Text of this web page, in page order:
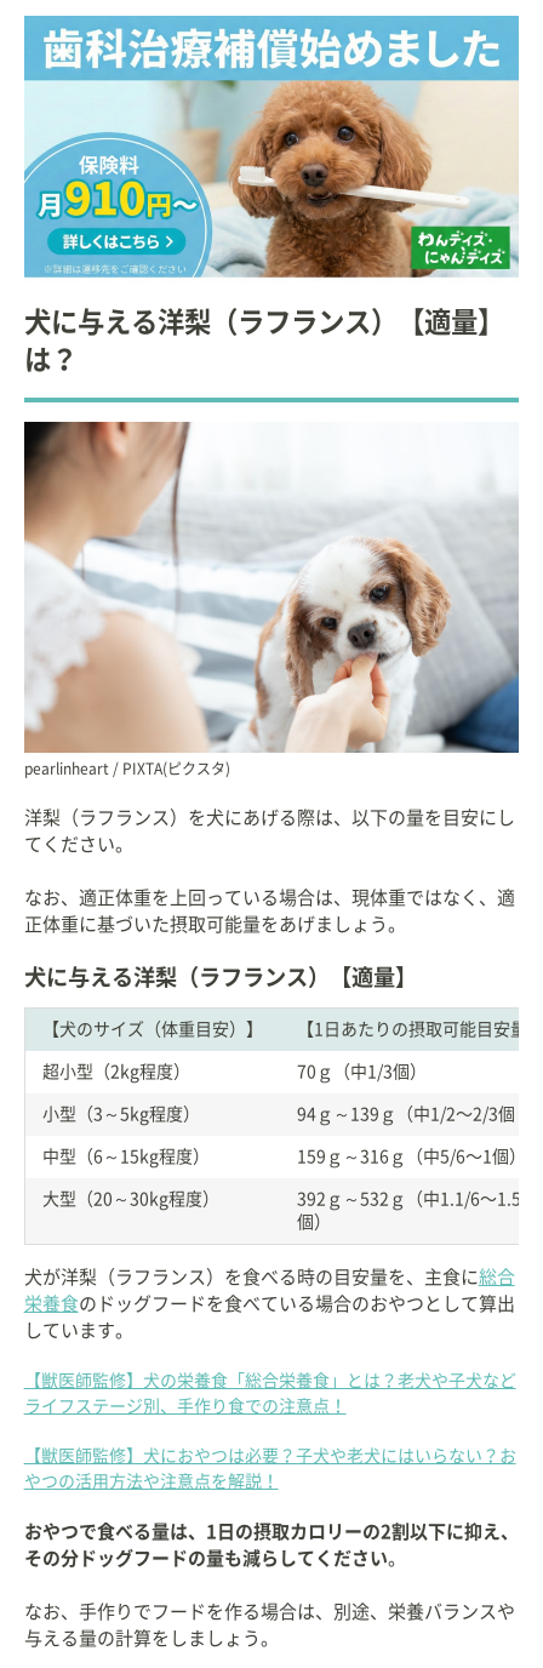
犬に与える洋梨（ラフランス）【適量】
は？
pearlinheart / PIXTA(ピクスタ)
洋梨（ラフランス）を犬にあげる際は、以下の量を目安にし
てください。
なお、適正体重を上回っている場合は、現体重ではなく、適
正体重に基づいた摂取可能量をあげましょう。
犬に与える洋梨（ラフランス）【適量】
【犬のサイズ（体重目安）】 【1日あたりの摂取可能目安量】
超小型（2kg程度） 70ｇ（中1/3個）
小型（3～5kg程度） 94ｇ～139ｇ（中1/2〜2/3個 ）
中型（6～15kg程度） 159ｇ～316ｇ（中5/6〜1個）
大型（20～30kg程度）
392ｇ～532ｇ（中1.1/6〜1.5/6
個）
犬が洋梨（ラフランス）を食べる時の目安量を、主食に総合
栄養食のドッグフードを食べている場合のおやつとして算出
しています。
【獣医師監修】犬の栄養食「総合栄養食」とは？老犬や子犬など
ライフステージ別、手作り食での注意点！
【獣医師監修】犬におやつは必要？子犬や老犬にはいらない？お
やつの活用方法や注意点を解説！
おやつで食べる量は、1日の摂取カロリーの2割以下に抑え、
その分ドッグフードの量も減らしてください。
なお、手作りでフードを作る場合は、別途、栄養バランスや
与える量の計算をしましょう。